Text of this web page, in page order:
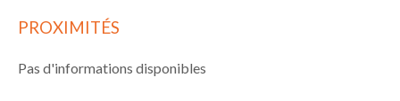
PROXIMITÉS
Pas d'informations disponibles